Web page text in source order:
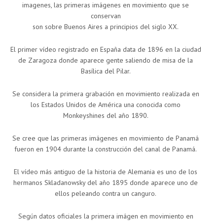
imagenes, las primeras imágenes en movimiento que se
conservan
son sobre Buenos Aires a principios del siglo XX.
El primer vídeo registrado en España data de 1896 en la ciudad
de Zaragoza donde aparece gente saliendo de misa de la
Basílica del Pilar.
Se considera la primera grabación en movimiento realizada en
los Estados Unidos de América una conocida como
Monkeyshines del año 1890.
Se cree que las primeras imágenes en movimiento de Panamá
fueron en 1904 durante la construcción del canal de Panamá.
El vídeo más antiguo de la historia de Alemania es uno de los
hermanos Skladanowsky del año 1895 donde aparece uno de
ellos peleando contra un canguro.
Según datos oficiales la primera imágen en movimiento en